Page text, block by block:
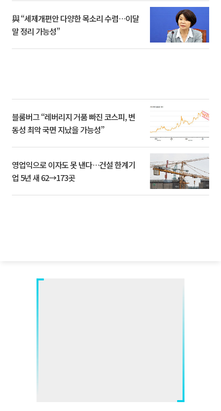
與 “세제개편안 다양한 목소리 수렴…이달
말 정리 가능성”
블룸버그 “레버리지 거품 빠진 코스피, 변
동성 최악 국면 지났을 가능성”
영업익으로 이자도 못 낸다…건설 한계기
업 5년 새 62→173곳